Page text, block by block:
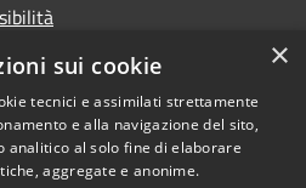
Copyright © 2026 • Comune di
×
sui cookie
tecnici e assimilati strettamente
e alla navigazione del sito,
analitico al solo fine di elaborare
aggregate e anonime.